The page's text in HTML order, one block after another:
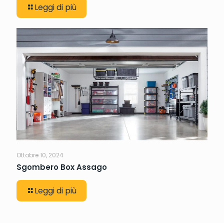
Leggi di più
Ottobre 10, 2024
Sgombero Box Assago
Leggi di più